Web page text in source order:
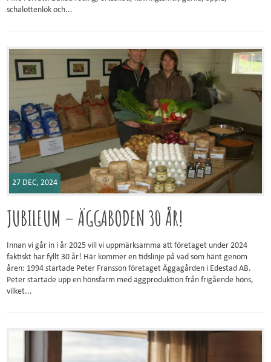
schalottenlök och...
27 DEC, 2024
JUBILEUM – ÄGGABODEN 30 ÅR!
Innan vi går in i år 2025 vill vi uppmärksamma att företaget under 2024
faktiskt har fyllt 30 år! Här kommer en tidslinje på vad som hänt genom
åren: 1994 startade Peter Fransson företaget Äggagården i Edestad AB.
Peter startade upp en hönsfarm med äggproduktion från frigående höns,
vilket...